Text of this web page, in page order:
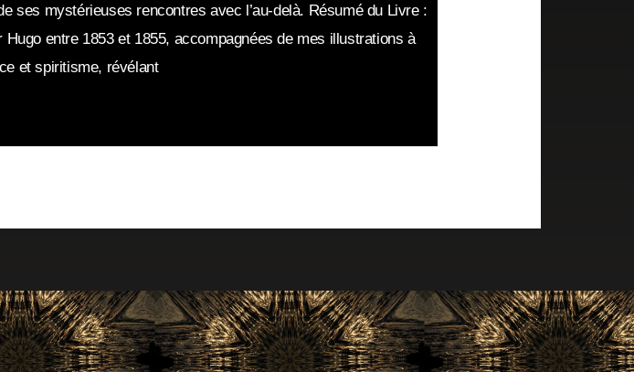
ses mystérieuses rencontres avec l’au-delà. Résumé du Livre :
entre 1853 et 1855, accompagnées de mes illustrations à
et spiritisme, révélant